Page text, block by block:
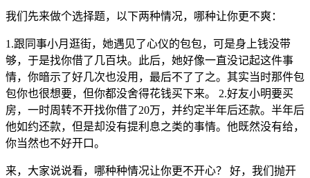
我们先来做个选择题，以下两种情况，哪种让你更不爽：
1.跟同事小月逛街，她遇见了心仪的包包，可是身上钱没带
够，于是找你借了几百块。此后，她好像一直没记起这件事
情，你暗示了好几次也没用，最后不了了之。其实当时那件包
包你也很想要，但你都没舍得花钱买下来。 2.好友小明要买
房，一时周转不开找你借了20万，并约定半年后还款。半年后
他如约还款，但是却没有提利息之类的事情。他既然没有给，
你当然也不好开口。
来，大家说说看，哪种种情况让你更不开心？ 好，我们抛开